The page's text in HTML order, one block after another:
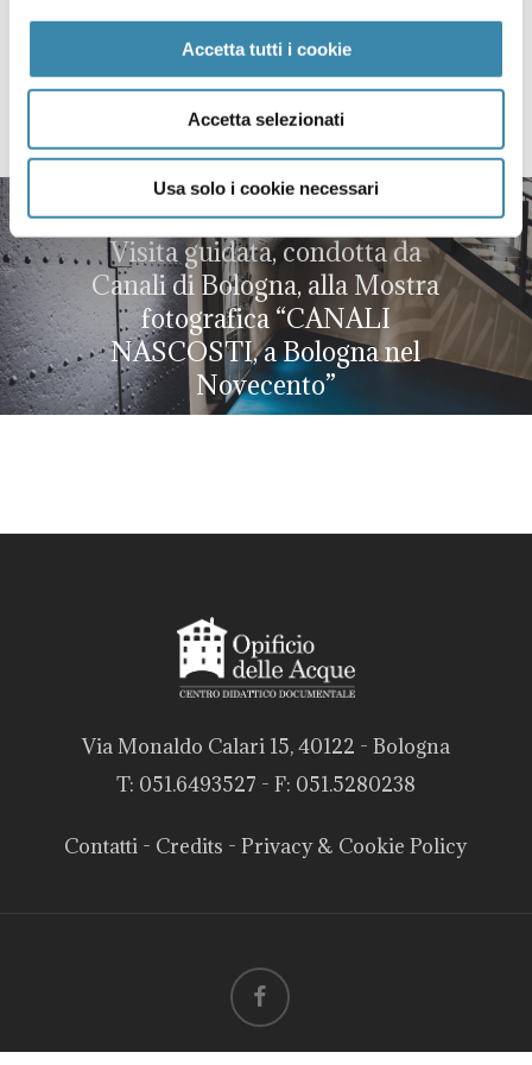
Accetta tutti i cookie
Accetta selezionati
Usa solo i cookie necessari
prenotazioni@canalidibologna.it
Next Post
Visita guidata, condotta da
Canali di Bologna, alla Mostra
fotografica “CANALI
NASCOSTI, a Bologna nel
Novecento”
Via Monaldo Calari 15, 40122 - Bologna
T: 051.6493527 - F: 051.5280238
Contatti - Credits -Privacy & Cookie Policy
facebook